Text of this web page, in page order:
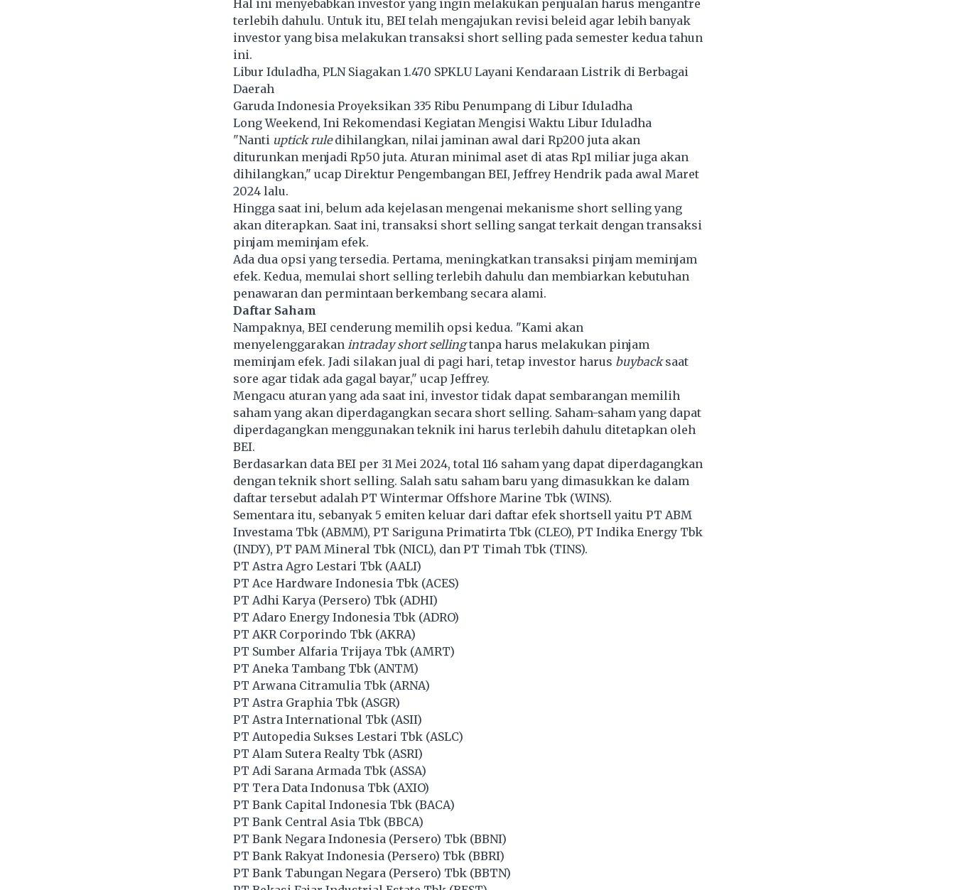
Hal ini menyebabkan investor yang ingin melakukan penjualan harus mengantre
terlebih dahulu. Untuk itu, BEI telah mengajukan revisi beleid agar lebih banyak
investor yang bisa melakukan transaksi short selling pada semester kedua tahun
ini.
Libur Iduladha, PLN Siagakan 1.470 SPKLU Layani Kendaraan Listrik di Berbagai
Daerah
Garuda Indonesia Proyeksikan 335 Ribu Penumpang di Libur Iduladha
Long Weekend, Ini Rekomendasi Kegiatan Mengisi Waktu Libur Iduladha
"Nanti uptick ruledihilangkan, nilai jaminan awal dari Rp200 juta akan
diturunkan menjadi Rp50 juta. Aturan minimal aset di atas Rp1 miliar juga akan
dihilangkan," ucap Direktur Pengembangan BEI, Jeffrey Hendrik pada awal Maret
2024 lalu.
Hingga saat ini, belum ada kejelasan mengenai mekanisme short selling yang
akan diterapkan. Saat ini, transaksi short selling sangat terkait dengan transaksi
pinjam meminjam efek.
Ada dua opsi yang tersedia. Pertama, meningkatkan transaksi pinjam meminjam
efek. Kedua, memulai short selling terlebih dahulu dan membiarkan kebutuhan
penawaran dan permintaan berkembang secara alami.
Daftar Saham
Nampaknya, BEI cenderung memilih opsi kedua. "Kami akan
menyelenggarakan intraday short sellingtanpa harus melakukan pinjam
meminjam efek. Jadi silakan jual di pagi hari, tetap investor harus buybacksaat
sore agar tidak ada gagal bayar," ucap Jeffrey.
Mengacu aturan yang ada saat ini, investor tidak dapat sembarangan memilih
saham yang akan diperdagangkan secara short selling. Saham-saham yang dapat
diperdagangkan menggunakan teknik ini harus terlebih dahulu ditetapkan oleh
BEI.
Berdasarkan data BEI per 31 Mei 2024, total 116 saham yang dapat diperdagangkan
dengan teknik short selling. Salah satu saham baru yang dimasukkan ke dalam
daftar tersebut adalah PT Wintermar Offshore Marine Tbk (WINS).
Sementara itu, sebanyak 5 emiten keluar dari daftar efek shortsell yaitu PT ABM
Investama Tbk (ABMM), PT Sariguna Primatirta Tbk (CLEO), PT Indika Energy Tbk
(INDY), PT PAM Mineral Tbk (NICL), dan PT Timah Tbk (TINS).
PT Astra Agro Lestari Tbk (AALI)
PT Ace Hardware Indonesia Tbk (ACES)
PT Adhi Karya (Persero) Tbk (ADHI)
PT Adaro Energy Indonesia Tbk (ADRO)
PT AKR Corporindo Tbk (AKRA)
PT Sumber Alfaria Trijaya Tbk (AMRT)
PT Aneka Tambang Tbk (ANTM)
PT Arwana Citramulia Tbk (ARNA)
PT Astra Graphia Tbk (ASGR)
PT Astra International Tbk (ASII)
PT Autopedia Sukses Lestari Tbk (ASLC)
PT Alam Sutera Realty Tbk (ASRI)
PT Adi Sarana Armada Tbk (ASSA)
PT Tera Data Indonusa Tbk (AXIO)
PT Bank Capital Indonesia Tbk (BACA)
PT Bank Central Asia Tbk (BBCA)
PT Bank Negara Indonesia (Persero) Tbk (BBNI)
PT Bank Rakyat Indonesia (Persero) Tbk (BBRI)
PT Bank Tabungan Negara (Persero) Tbk (BBTN)